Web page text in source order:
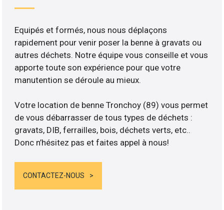
Equipés et formés, nous nous déplaçons
rapidement pour venir poser la benne à gravats ou
autres déchets. Notre équipe vous conseille et vous
apporte toute son expérience pour que votre
manutention se déroule au mieux.
Votre location de benne Tronchoy (89) vous permet
de vous débarrasser de tous types de déchets :
gravats, DIB, ferrailles, bois, déchets verts, etc..
Donc n’hésitez pas et faites appel à nous!
CONTACTEZ-NOUS